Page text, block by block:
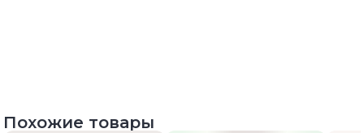
Похожие товары